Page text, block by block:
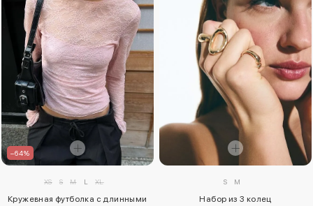
–64%
XS S M L XL
Кружевная футболка с длинными
S M
Набор из 3 колец